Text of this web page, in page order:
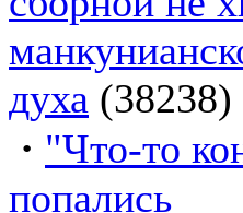
духа (38238)
· "Что-то
попались